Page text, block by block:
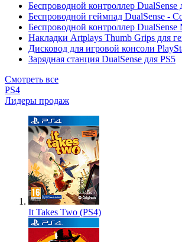
Беспроводной контроллер
Беспроводной геймпад DualSense -
Беспроводной контроллер
Накладки Artplays Thumb Grips для
Дисковод для игровой консоли
Зарядная станция DualSense для PS5
Смотреть все
PS4
Лидеры продаж
It Takes Two (PS4)